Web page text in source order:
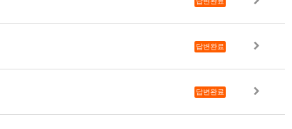
답변완료
답변완료